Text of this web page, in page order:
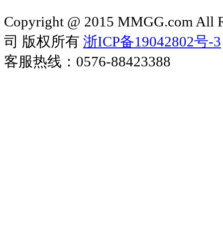
Copyright @ 2015 MMGG.com All
司 版权所有 浙ICP备19042802号-3
客服热线：0576-88423388